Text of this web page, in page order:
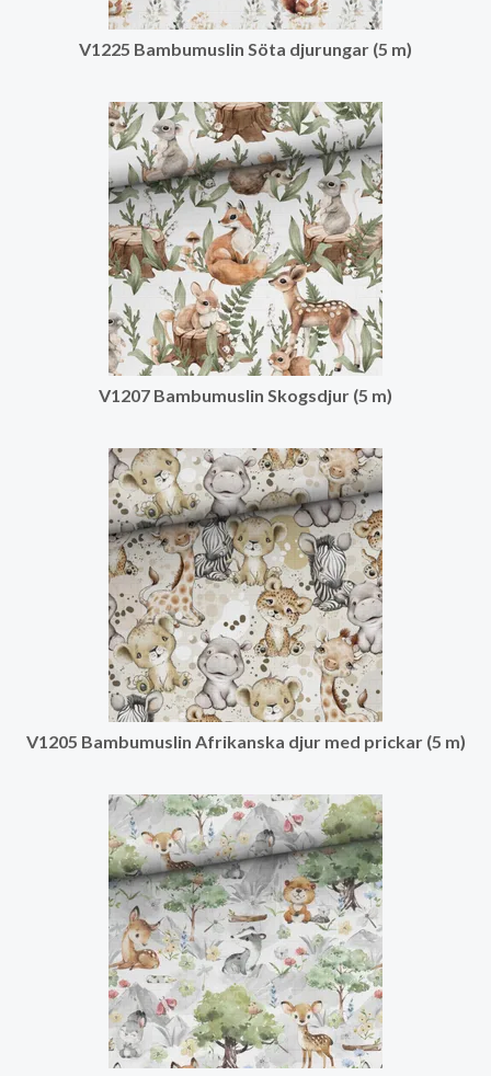
V1225 Bambumuslin Söta djurungar (5 m)
V1207 Bambumuslin Skogsdjur (5 m)
V1205 Bambumuslin Afrikanska djur med prickar (5 m)